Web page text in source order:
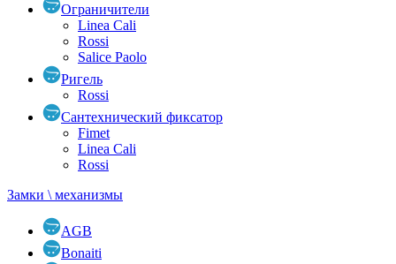
Ограничители
Linea Cali
Rossi
Salice Paolo
Ригель
Rossi
Сантехнический фиксатор
Fimet
Linea Cali
Rossi
Замки \ механизмы
AGB
Bonaiti